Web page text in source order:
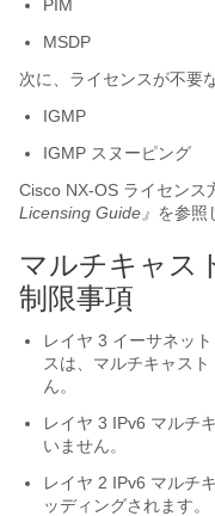
PIM
MSDP
次に、ライセンスが不要
IGMP
IGMP スヌーピング
Cisco NX-OS ライセンス
Licensing Guide』 を参照
マルチキャス
制限事項
レイヤ 3 イーサネッ
スは、マルチキャス
ん。
レイヤ 3 IPv6 マルチ
いません。
レイヤ 2 IPv6 マルチ
ッディングされます。